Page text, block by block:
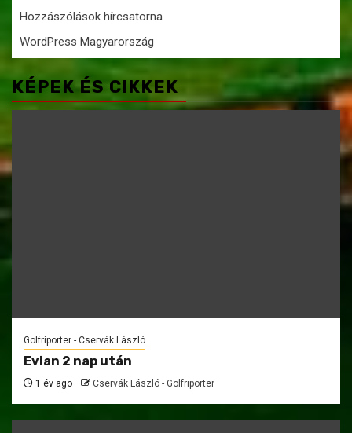
Hozzászólások hírcsatorna
WordPress Magyarország
KÉPEK ÉS CIKKEK
Golfriporter - Cservák László
Evian 2 nap után
1 év ago Cservák László - Golfriporter